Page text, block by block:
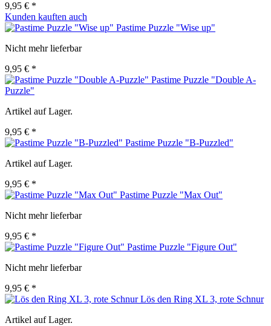
9,95 € *
Kunden kauften auch
Pastime Puzzle "Wise up"
Nicht mehr lieferbar
9,95 € *
Pastime Puzzle "Double A-
Puzzle"
Artikel auf Lager.
9,95 € *
Pastime Puzzle "B-Puzzled"
Artikel auf Lager.
9,95 € *
Pastime Puzzle "Max Out"
Nicht mehr lieferbar
9,95 € *
Pastime Puzzle "Figure Out"
Nicht mehr lieferbar
9,95 € *
Lös den Ring XL 3, rote Schnur
Artikel auf Lager.